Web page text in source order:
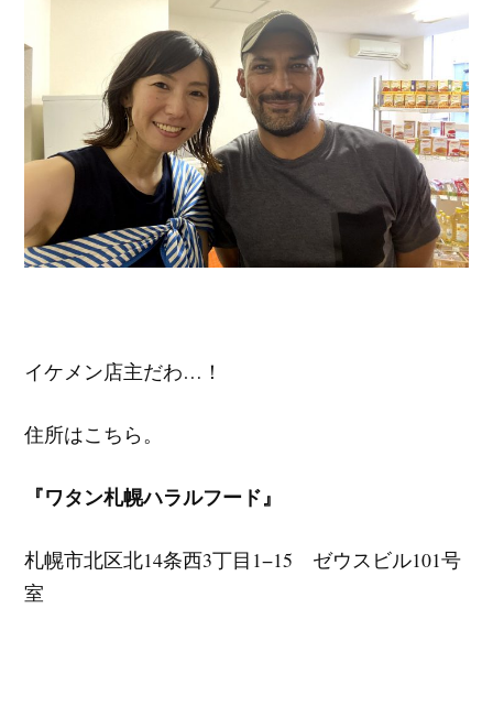
イケメン店主だわ…！
住所はこちら。
『ワタン札幌ハラルフード』
札幌市北区北14条西3丁目1−15 ゼウスビル101号
室